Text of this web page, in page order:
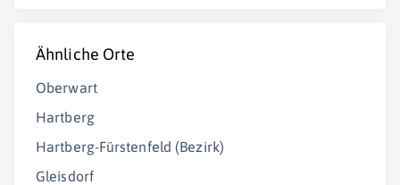
Ähnliche Orte
Oberwart
Hartberg
Hartberg-Fürstenfeld (Bezirk)
Gleisdorf